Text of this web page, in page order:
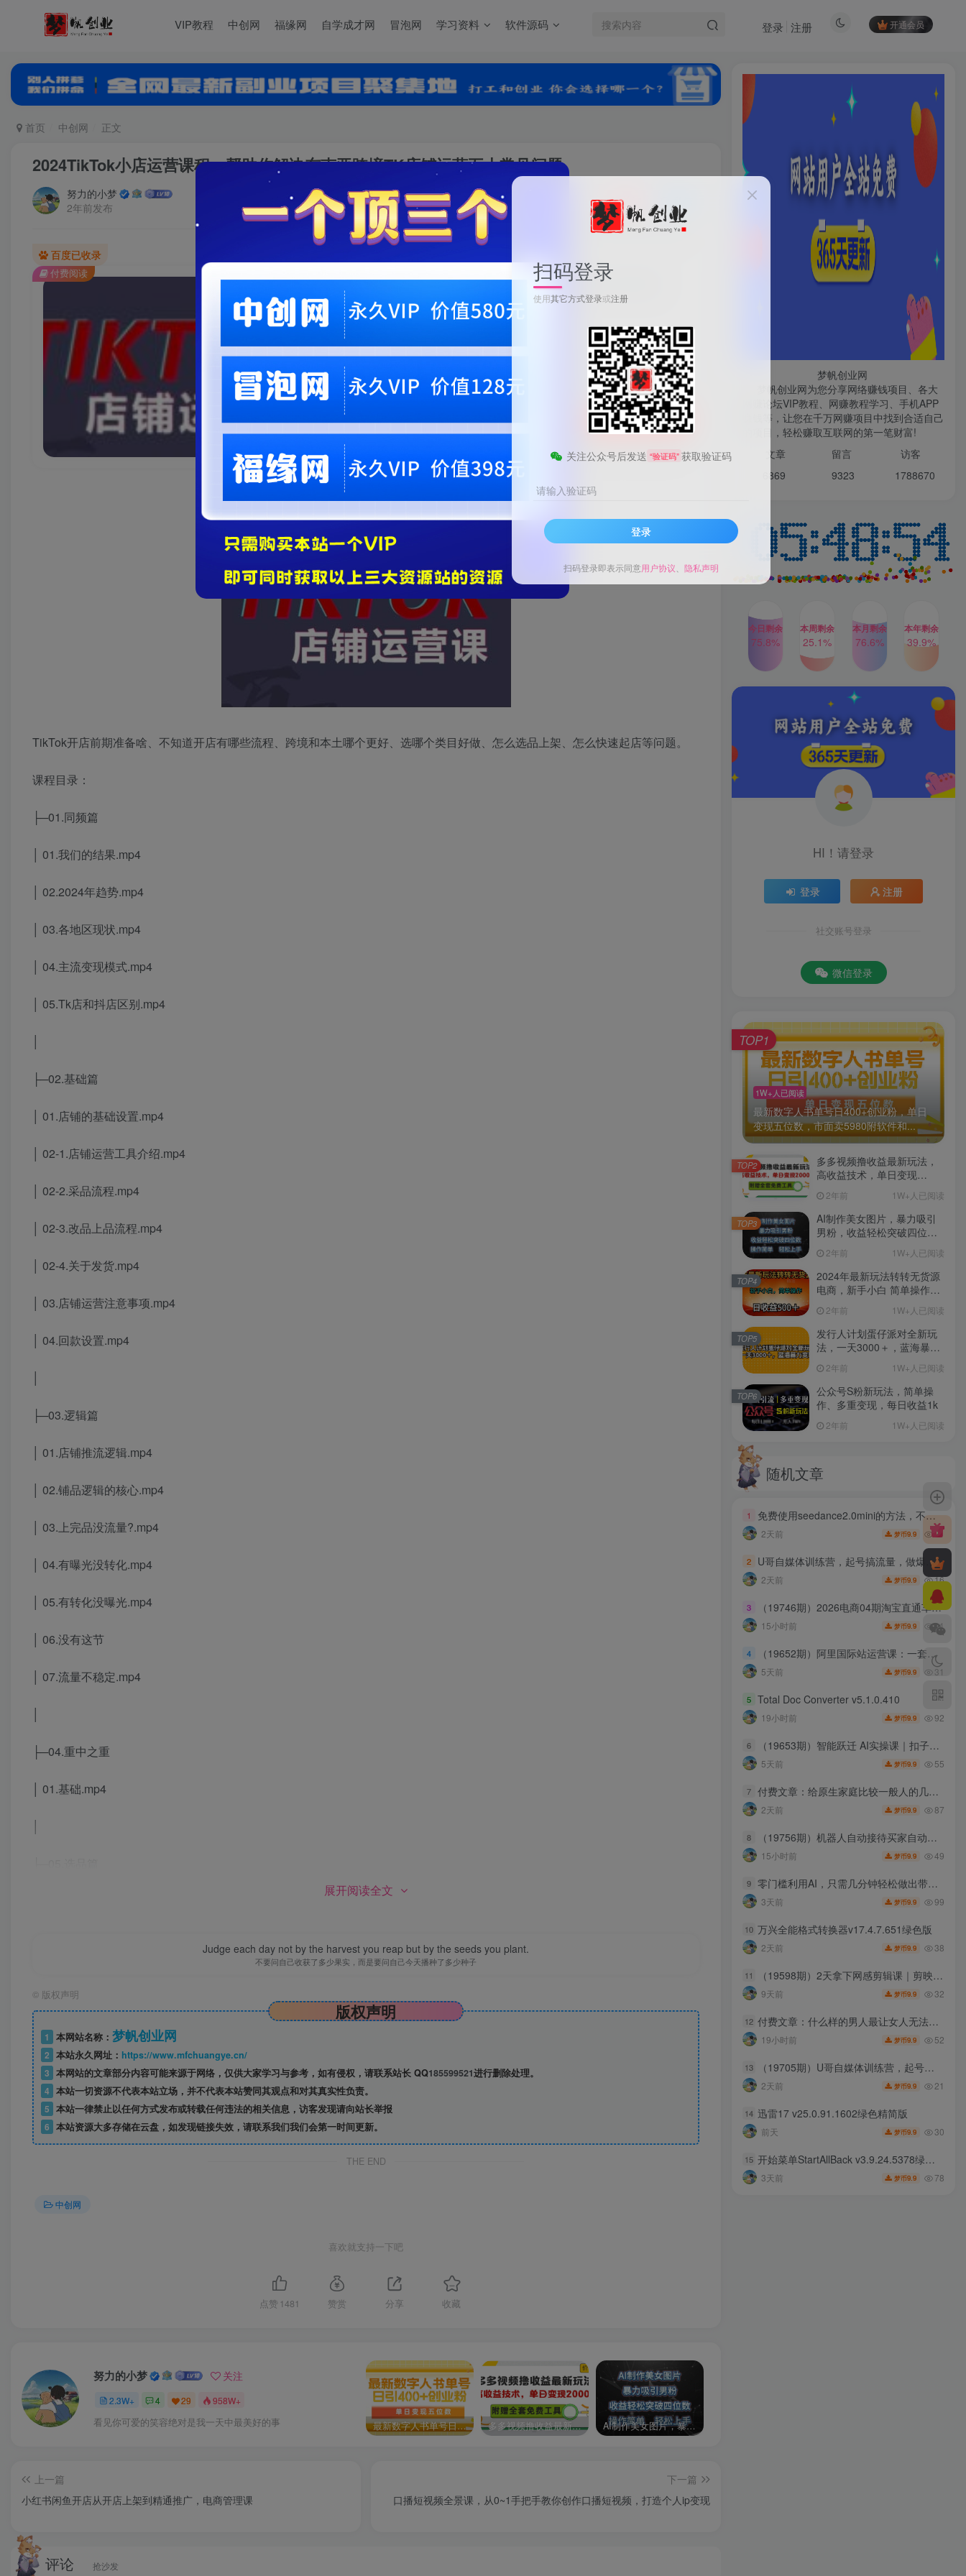
VIP教程 中创网 福缘网 自学成才网 冒泡网 学习资料 软件源码 开通会员
登录 注册
首页 中创网 正文
2024TikTok小店运营课程，帮助你解决东南亚跨境TK店铺运营五大常见问题
努力的小梦
2年前发布
关注
0 4755 1481
百度已收录
2024TikTok小店运营课程，帮助你解决东南亚跨境TK店铺运营五大常见问题
此内容为付费阅读，请付费后查看
梦币9.9
黄金会员免费 钻石会员免费
立即购买
您当前未登录！建议登陆后购买，可保存购买订单。微信支付联系微信：chen185599521
付费阅读
TikTok开店前期准备啥、不知道开店有哪些流程、跨境和本土哪个更好、选哪个类目好做、怎么选品上架、怎么快速起店等问题。
课程目录：
├─01.同频篇
│ 01.我们的结果.mp4
│ 02.2024年趋势.mp4
│ 03.各地区现状.mp4
│ 04.主流变现模式.mp4
│ 05.Tk店和抖店区别.mp4
├─02.基础篇
│ 01.店铺的基础设置.mp4
│ 02-1.店铺运营工具介绍.mp4
│ 02-2.采品流程.mp4
│ 02-3.改品上品流程.mp4
│ 02-4.关于发货.mp4
│ 03.店铺运营注意事项.mp4
│ 04.回款设置.mp4
├─03.逻辑篇
│ 01.店铺推流逻辑.mp4
│ 02.铺品逻辑的核心.mp4
│ 03.上完品没流量?.mp4
│ 04.有曝光没转化.mp4
│ 05.有转化没曝光.mp4
│ 06.没有这节
│ 07.流量不稳定.mp4
├─04.重中之重
│ 01.基础.mp4
│
├─06.上架篇
│ 01.产品如何定价.mp4
│ 02.如何编辑产品.mp4
│ 04.如何设置商品活动.mp4
展开阅读全文
Judge each day not by the harvest you reap but by the seeds you plant.
不要问自己收获了多少果实，而是要问自己今天播种了多少种子
© 版权声明
版权声明
1 本网站名称： 梦帆创业网
2 本站永久网址： https://www.mfchuangye.cn/
3 本网站的文章部分内容可能来源于网络，仅供大家学习与参考，如有侵权，请联系站长 QQ185599521进行删除处理。
4 本站一切资源不代表本站立场，并不代表本站赞同其观点和对其真实性负责。
5 本站一律禁止以任何方式发布或转载任何违法的相关信息，访客发现请向站长举报
6 本站资源大多存储在云盘，如发现链接失效，请联系我们我们会第一时间更新。
THE END
中创网
喜欢就支持一下吧
点赞 1481 赞赏 分享 收藏
努力的小梦 关注
2.3W+ 4 29 958W+
看见你可爱的笑容绝对是我一天中最美好的事 最新数字人书单号日400+创业粉，单日变现五位数，市面卖5980附软件和详… 多多视频撸收益最新玩法，高收益技术，单日变现2000+，附赠全套技术资料 AI制作美女图片，暴力吸引男粉，收益轻松突破四位数，操作简单 上手难度低
上一篇
小红书闲鱼开店从开店上架到精通推广，电商管理课
下一篇
口播短视频全景课，​从0~1手把手教你创作口播短视频，打造个人ip变现
评论 抢沙发
HI！请登录
登录
1W+人已阅读
多多视频撸收益最新玩法，
高收益技术，单日变现
2000+，附赠全套技术资料
2年前 1W+人已阅读
数，操作简单 上手难度低
2年前 1W+人已阅读
2024年最新玩法转转无货源
电商，新手小白 简单操作，
长期稳定 日收入500＋
2年前 1W+人已阅读
TOP4
发行人计划蛋仔派对全新玩
法，一天3000＋，蓝海暴力
变现2年前
公众号S粉新玩法，简单操
作、多重变现，每日收益1k
2年前
TOP6
梦帆创业网
梦帆创业网为您分享网络赚钱项目、各大
网赚论坛VIP教程、网赚教程学习、手机APP
赚钱等，让您在千万网赚项目中找到合适自己
的项目，轻松赚取互联网的第一笔财富!
文章 留言 访客
6869 9323 1788670
今日剩余
75.8%
本周剩余
25.1%
本月剩余
76.6%
本年剩余
39.9%
HI！请登录
登录 注册
社交账号登录
微信登录
1W+人已阅读
最新数字人书单号日400+创业粉，单日
变现五位数，市面卖5980附软件和...
TOP1
多多视频撸收益最新玩法，
高收益技术，单日变现
2年前 1W+人已阅读
TOP2
AI制作美女图片，暴力吸引
男粉，收益轻松突破四位
2年前 1W+人已阅读
TOP3
2024年最新玩法转转无货源
电商，新手小白 简单操作，
2年前 1W+人已阅读
TOP4
发行人计划蛋仔派对全新玩
法，一天3000＋，蓝海暴力
2年前 1W+人已阅读
TOP5
公众号S粉新玩法，简单操
作、多重变现，每日收益1k
2年前 1W+人已阅读
TOP6
随机文章
1 免费使用seedance2.0mini的方法，不能真人，可以无限10秒视频，9图+3音频参考
2天前 梦币9.9 21
2 U哥自媒体训练营，起号搞流量，做爆款，掌握稳定做号能力，把自媒体变成可持续稳定的增收渠道
2天前 梦币9.9 16
3 （19746期）2026电商04期淘宝直通车课｜关键词爆打矩阵，多计划低出价，新品爆款差异化投放实操教学
15小时前 梦币9.9 11
4 （19652期）阿里国际站运营课：一套基于AI与2026新算法的阿里国际站全链路精细化运营SOP与方法论(更新)
5天前 梦币9.9 31
5 Total Doc Converter v5.1.0.410
19小时前 梦币9.9 92
6 （19653期）智能跃迁 AI实操课｜扣子工作流小红书图文搭建，cherrystudio知识库openclaw飞书机器人全套自动化实操教学
5天前 梦币9.9 55
7 付费文章：给原生家庭比较一般人的几点建议
2天前 梦币9.9 87
8 （19756期）机器人自动接待买家自动发货，跟着系统学拼多多虚拟月入1-5万
15小时前 梦币9.9 49
9 零门槛利用AI，只需几分钟轻松做出带货短视频，一部手机批量做出精品视频，月入万元
3天前 梦币9.9 99
10 万兴全能格式转换器v17.4.7.651绿色版
2天前 梦币9.9 38
11 （19598期）2天拿下网感剪辑课｜剪映基础操作全套教学，网感音效文字动画，高阶特效调色接单完整实操指南
9天前 梦币9.9 32
12 付费文章：什么样的男人最让女人无法抵抗？
19小时前 梦币9.9 52
13 （19705期）U哥自媒体训练营，起号搞流量，做爆款，培养做自媒体能力
2天前 梦币9.9 21
14 迅雷17 v25.0.91.1602绿色精简版
前天 梦币9.9 30
15 开始菜单StartAllBack v3.9.24.5378绿色版
3天前 梦币9.9 78
扫码登录
使用其它方式登录或注册
关注公众号后发送 “验证码” 获取验证码
请输入验证码
登录
扫码登录即表示同意用户协议 隐私声明